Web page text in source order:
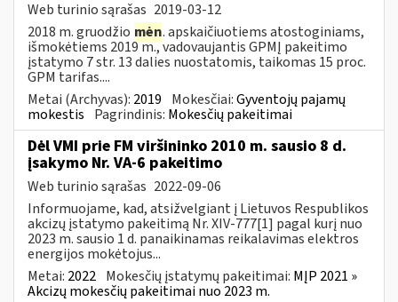
Web turinio sąrašas 2019-03-12
2018 m. gruodžio mėn. apskaičiuotiems atostoginiams,
išmokėtiems 2019 m., vadovaujantis GPMĮ pakeitimo
įstatymo 7 str. 13 dalies nuostatomis, taikomas 15 proc.
GPM tarifas....
Metai (Archyvas): 2019 Mokesčiai:Gyventojų pajamų
mokestis Pagrindinis: Mokesčių pakeitimai
Dėl VMI prie FM viršininko 2010 m. sausio 8 d.
įsakymo Nr. VA-6 pakeitimo
Web turinio sąrašas 2022-09-06
Informuojame, kad, atsižvelgiant į Lietuvos Respublikos
akcizų įstatymo pakeitimą Nr. XIV-777[1] pagal kurį nuo
2023 m. sausio 1 d. panaikinamas reikalavimas elektros
energijos mokėtojus...
Metai: 2022 Mokesčių įstatymų pakeitimai: MĮP 2021 »
Akcizų mokesčių pakeitimai nuo 2023 m.